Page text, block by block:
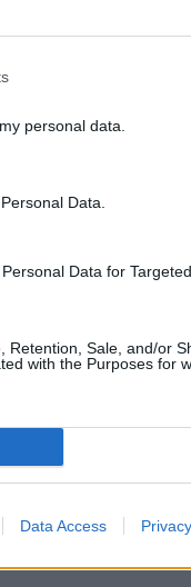
personal data.
Data.
Data for Targeted
Retention, Sale, and/or
with the Purposes for
Data Access
(Public Private
bylo modernizováno
Operations.
přispívající k